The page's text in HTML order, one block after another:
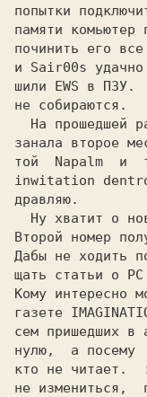
попытки
починить его
и Sair00s
шили EWS в ПЗУ.
не
занала второе
той  Napalm  и
inwitation
Второй номер
Дабы не ходить
щать статьи о
Кому интересно
газете
сем пришедших в
нулю,  а посему
кто не читает.
не измениться,